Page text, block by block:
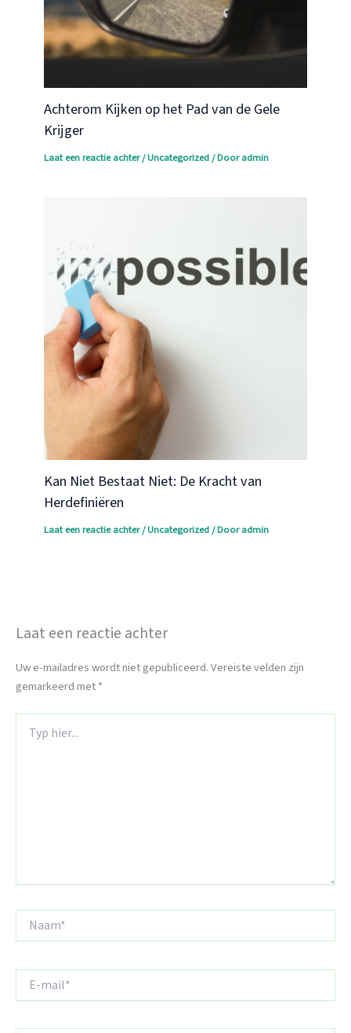
Achterom Kijken op het Pad van de Gele
Krijger
Laat een reactie achter/Uncategorized/ Dooradmin
Kan Niet Bestaat Niet: De Kracht van
Herdefiniëren
Laat een reactie achter/Uncategorized/ Dooradmin
Laat een reactie achter
Uw e-mailadres wordt niet gepubliceerd.Vereiste velden zijn
gemarkeerd met*
hier...
Naam*
mail*